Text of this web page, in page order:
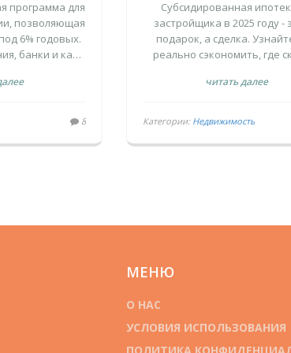
ГОДУ
программа для
позволяющая
6% годовых.
банки и как
8
РЕАЛЬНО
СЭКОНОМИТЬ
ПОПАСТЬ В
Субсидированная
застройщика в 2025 году -
подарок, а сделка.
реально сэкономить, где
предложений
читать далее
Категории: Недвижимость
МЕНЮ
О НАС
УСЛОВИЯ ИСПОЛЬЗОВАНИЯ